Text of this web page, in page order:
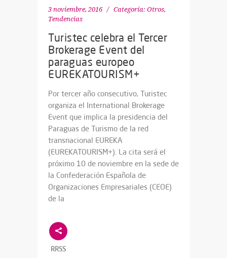
3 noviembre, 2016 Categoría: Otros,
Tendencias
Turistec celebra el Tercer
Brokerage Event del
paraguas europeo
EUREKATOURISM+
Por tercer año consecutivo, Turistec
organiza el International Brokerage
Event que implica la presidencia del
Paraguas de Turismo de la red
transnacional EUREKA
(EUREKATOURISM+). La cita será el
próximo 10 de noviembre en la sede de
la Confederación Española de
Organizaciones Empresariales (CEOE)
de la
RRSS